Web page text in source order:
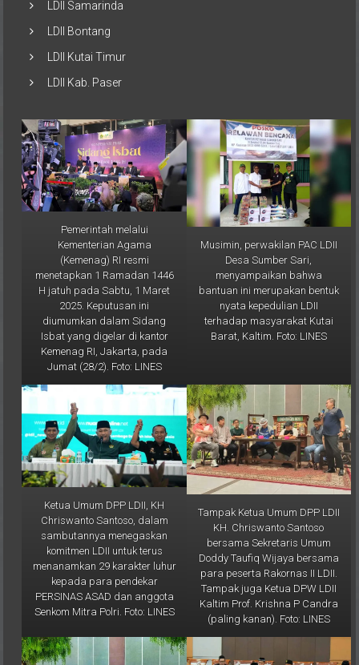
LDII Kutai Timur
Pemerintah melalui
Kementerian Agama
(Kemenag) RI resmi
menetapkan 1 Ramadan 1446
H jatuh pada Sabtu, 1 Maret
2025. Keputusan ini
diumumkan dalam Sidang
Isbat yang digelar di kantor
Kemenag RI, Jakarta, pada
Jumat (28/2). Foto: LINES
Musimin, perwakilan PAC LDII
Desa Sumber Sari,
menyampaikan bahwa
bantuan ini merupakan bentuk
nyata kepedulian LDII
terhadap masyarakat Kutai
Barat, Kaltim. Foto: LINES
Ketua Umum DPP LDII, KH
Chriswanto Santoso, dalam
sambutannya menegaskan
komitmen LDII untuk terus
menanamkan 29 karakter luhur
kepada para pendekar
PERSINAS ASAD dan anggota
Senkom Mitra Polri. Foto: LINES
Tampak Ketua Umum DPP LDII
KH. Chriswanto Santoso
bersama Sekretaris Umum
Doddy Taufiq Wijaya bersama
para peserta Rakornas II LDII.
Tampak juga Ketua DPW LDII
Kaltim Prof. Krishna P Candra
(paling kanan). Foto: LINES